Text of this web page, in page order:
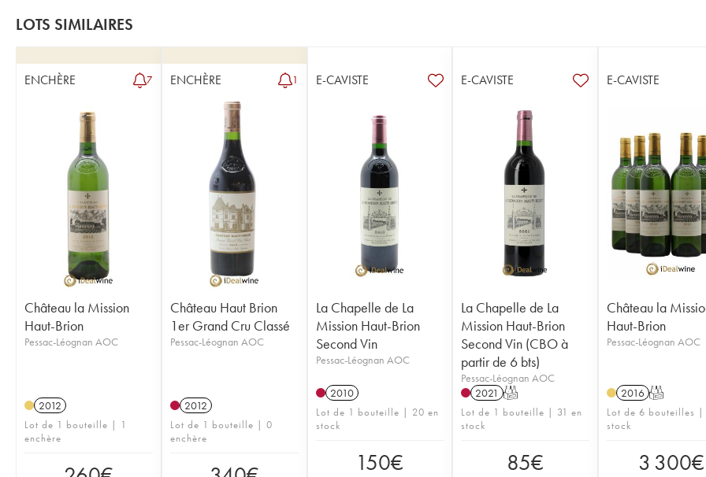
LOTS SIMILAIRES
ENCHÈRE 7
Château la Mission
Haut-Brion
Pessac-Léognan AOC
2012
Lot de 1 bouteille | 1
enchère
ENCHÈRE 1
Château Haut Brion
1er Grand Cru Classé
Pessac-Léognan AOC
2012
Lot de 1 bouteille | 0
enchère
E-CAVISTE
La Chapelle de La
Mission Haut-Brion
Second Vin
Pessac-Léognan AOC
2010
Lot de 1 bouteille | 20 en
stock
150€
E-CAVISTE
La Chapelle de La
Mission Haut-Brion
Second Vin (CBO à
partir de 6 bts)
Pessac-Léognan AOC
2021 T
Lot de 1 bouteille | 31 en
stock
85€
E-CAVISTE
Château la
Haut-Brion
Pessac-Léognan AOC
2016 T
Lot de 6 bouteilles |
stock
3 300€